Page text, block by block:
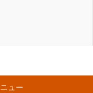
ュー